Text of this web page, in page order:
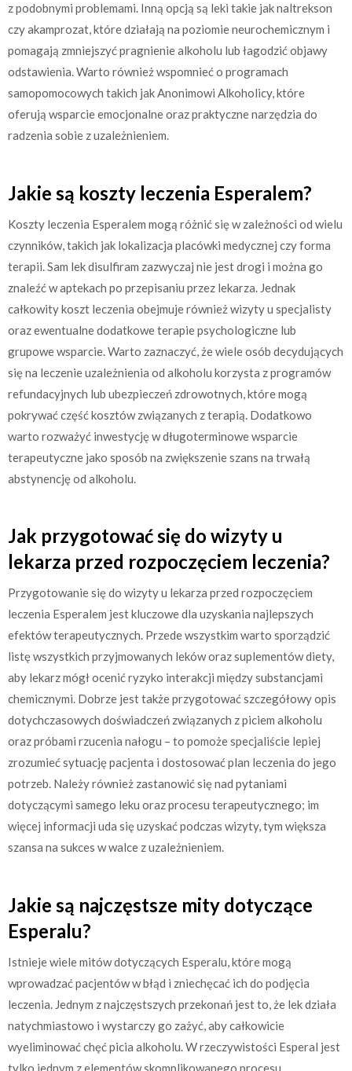
z podobnymi problemami. Inną opcją są leki takie jak naltrekson
czy akamprozat, które działają na poziomie neurochemicznym i
pomagają zmniejszyć pragnienie alkoholu lub łagodzić objawy
odstawienia. Warto również wspomnieć o programach
samopomocowych takich jak Anonimowi Alkoholicy, które
oferują wsparcie emocjonalne oraz praktyczne narzędzia do
radzenia sobie z uzależnieniem.
Jakie są koszty leczenia Esperalem?
Koszty leczenia Esperalem mogą różnić się w zależności od wielu
czynników, takich jak lokalizacja placówki medycznej czy forma
terapii. Sam lek disulfiram zazwyczaj nie jest drogi i można go
znaleźć w aptekach po przepisaniu przez lekarza. Jednak
całkowity koszt leczenia obejmuje również wizyty u specjalisty
oraz ewentualne dodatkowe terapie psychologiczne lub
grupowe wsparcie. Warto zaznaczyć, że wiele osób decydujących
się na leczenie uzależnienia od alkoholu korzysta z programów
refundacyjnych lub ubezpieczeń zdrowotnych, które mogą
pokrywać część kosztów związanych z terapią. Dodatkowo
warto rozważyć inwestycję w długoterminowe wsparcie
terapeutyczne jako sposób na zwiększenie szans na trwałą
abstynencję od alkoholu.
Jak przygotować się do wizyty u
lekarza przed rozpoczęciem leczenia?
Przygotowanie się do wizyty u lekarza przed rozpoczęciem
leczenia Esperalem jest kluczowe dla uzyskania najlepszych
efektów terapeutycznych. Przede wszystkim warto sporządzić
listę wszystkich przyjmowanych leków oraz suplementów diety,
aby lekarz mógł ocenić ryzyko interakcji między substancjami
chemicznymi. Dobrze jest także przygotować szczegółowy opis
dotychczasowych doświadczeń związanych z piciem alkoholu
oraz próbami rzucenia nałogu – to pomoże specjaliście lepiej
zrozumieć sytuację pacjenta i dostosować plan leczenia do jego
potrzeb. Należy również zastanowić się nad pytaniami
dotyczącymi samego leku oraz procesu terapeutycznego; im
więcej informacji uda się uzyskać podczas wizyty, tym większa
szansa na sukces w walce z uzależnieniem.
Jakie są najczęstsze mity dotyczące
Esperalu?
Istnieje wiele mitów dotyczących Esperalu, które mogą
wprowadzać pacjentów w błąd i zniechęcać ich do podjęcia
leczenia. Jednym z najczęstszych przekonań jest to, że lek działa
natychmiastowo i wystarczy go zażyć, aby całkowicie
wyeliminować chęć picia alkoholu. W rzeczywistości Esperal jest
tylko jednym z elementów skomplikowanego procesu